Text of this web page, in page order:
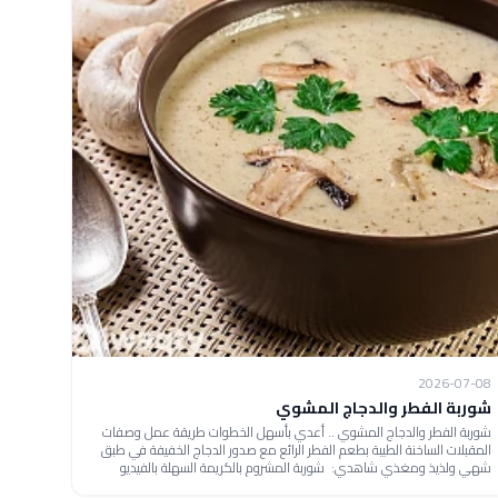
2026-07-08
شوربة الفطر والدجاج المشوي
شوربة الفطر والدجاج المشوي .. أعدي بأسهل الخطوات طريقة عمل وصفات
المقبلات الساخنة الطيبة بطعم الفطر الرائع مع صدور الدجاج الخفيفة في طبق
شهي ولذيذ ومغذي شاهدي: شوربة المشروم بالكريمة السهلة بالفيديو